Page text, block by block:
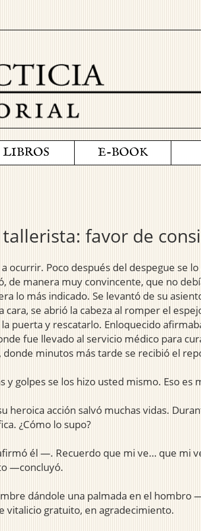
LIBROS E-BOOK
tallerista: favor de
ocurrir. Poco después del despegue se
de manera muy convincente, que no
lo más indicado. Se levantó de su
cara, se abrió la cabeza al romper el
puerta y rescatarlo. Enloquecido
fue llevado al servicio médico para
minutos más tarde se recibió el
y golpes se los hizo usted mismo. Eso
heroica acción salvó muchas vidas.
¿Cómo lo supo?
él —. Recuerdo que mi ve… que mi
—concluyó.
dándole una palmada en el hombro
vitalicio gratuito, en agradecimiento.